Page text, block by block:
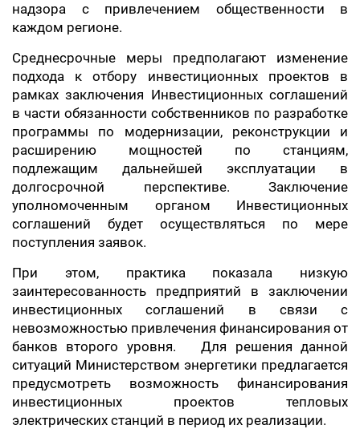
надзора с привлечением общественности в
каждом регионе.
Среднесрочные меры предполагают изменение
подхода к отбору инвестиционных проектов в
рамках заключения Инвестиционных соглашений
в части обязанности собственников по разработке
программы по модернизации, реконструкции и
расширению мощностей по станциям,
подлежащим дальнейшей эксплуатации в
долгосрочной перспективе. Заключение
уполномоченным органом Инвестиционных
соглашений будет осуществляться по мере
поступления заявок.
При этом, практика показала низкую
заинтересованность предприятий в заключении
инвестиционных соглашений в связи с
невозможностью привлечения финансирования от
банков второго уровня. Для решения данной
ситуаций Министерством энергетики предлагается
предусмотреть возможность финансирования
инвестиционных проектов тепловых
электрических станций в период их реализации.